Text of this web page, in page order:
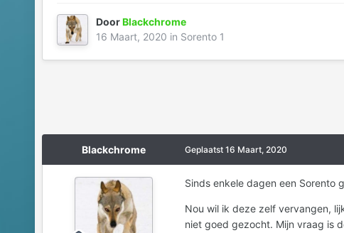
DoorBlackchrome
16 Maart, 2020 in Sorento 1
Blackchrome Geplaatst 16 Maart, 2020
Sinds enkele dagen een Sorento
Nou wil ik deze zelf vervangen,
niet goed gezocht. Mijn vraag is